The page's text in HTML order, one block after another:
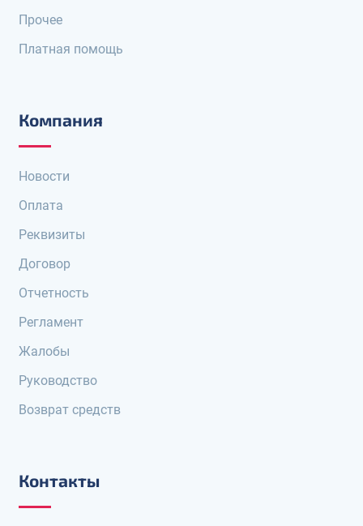
Прочее
Платная помощь
Компания
Новости
Оплата
Реквизиты
Договор
Отчетность
Регламент
Жалобы
Руководство
Возврат средств
Контакты